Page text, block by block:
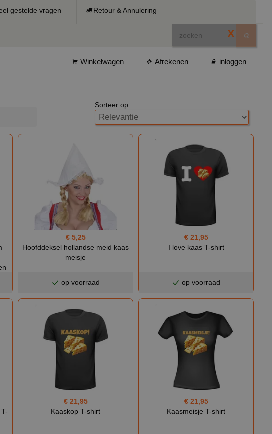
gestelde vragen Retour & Annulering
X
Winkelwagen Afrekenen inloggen
Sorteer op :
€ 5,25
Hoofddeksel hollandse meid kaas
meisje
op voorraad
€ 21,95
I love kaas T-shirt
op voorraad
€ 21,95
Kaaskop T-shirt
€ 21,95
Kaasmeisje T-shirt